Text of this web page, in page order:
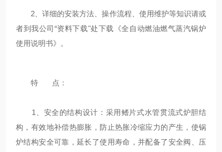
2、详细的安装方法、操作流程、使用维护等知识请或
者到我公司“资料下载"处下载《全自动燃油燃气蒸汽锅炉
使用说明书》。
特 点：
1、安全的结构设计：采用鳍片式水管贯流式炉胆结
构，有效地补偿热膨胀，防止热胀冷缩应力的产生，使锅
炉结构安全可靠，延长了使用寿命，并配备了安全阀、压